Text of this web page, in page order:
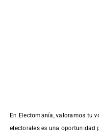
En Electomanía, valoramos tu
electorales es una oportunidad